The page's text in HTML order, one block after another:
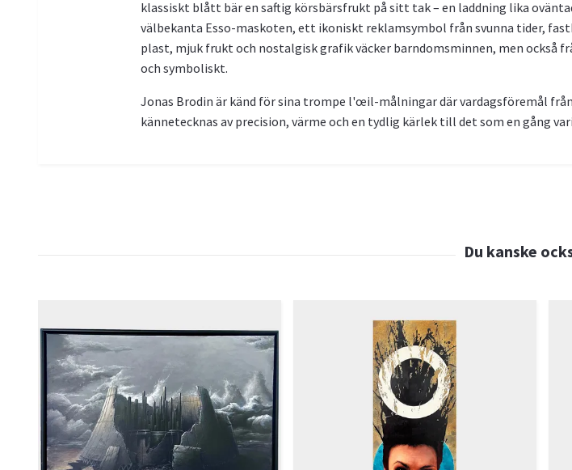
klassiskt blått bär en saftig körsbärsfrukt på sitt tak – en laddning lika
välbekanta Esso-maskoten, ett ikoniskt reklamsymbol från svunna tider,
plast, mjuk frukt och nostalgisk grafik väcker barndomsminnen, men också
och symboliskt.
Jonas Brodin är känd för sina trompe l'œil-målningar där vardagsföremål
kännetecknas av precision, värme och en tydlig kärlek till det som en gång